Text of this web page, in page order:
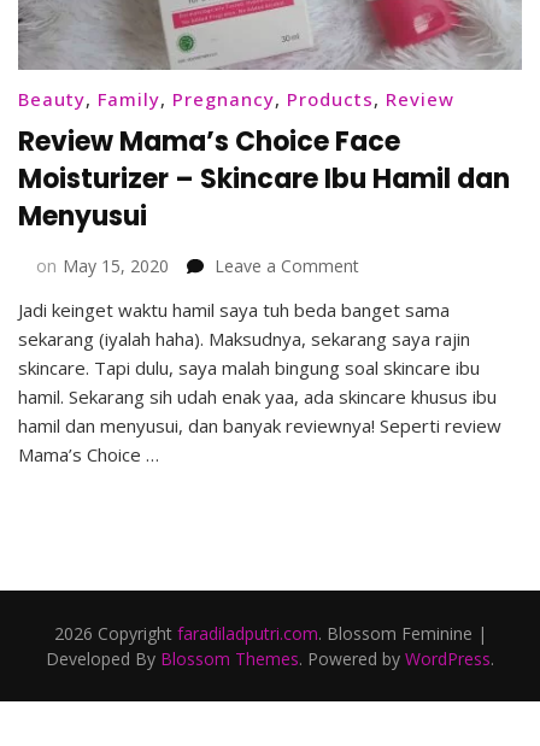
Beauty, Family, Pregnancy, Products, Review
Review Mama’s Choice Face
Moisturizer – Skincare Ibu Hamil dan
Menyusui
on May 15, 2020 Leave a Commenton
Mama’s
Choice
Face
Moisturizer
Skincare
Jadi keinget waktu hamil saya tuh beda banget sama
sekarang (iyalah haha). Maksudnya, sekarang saya rajin
skincare. Tapi dulu, saya malah bingung soal skincare ibu
hamil. Sekarang sih udah enak yaa, ada skincare khusus ibu
hamil dan menyusui, dan banyak reviewnya! Seperti review
Mama’s Choice …
2026 Copyright faradiladputri.com. Blossom Feminine |
Developed By Blossom Themes. Powered by WordPress.